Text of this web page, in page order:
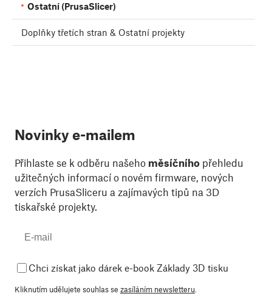
Ostatní (PrusaSlicer)
Doplňky třetích stran & Ostatní projekty
Novinky e-mailem
Přihlaste se k odběru našeho měsíčního přehledu
užitečných informací o novém firmware, nových
verzích PrusaSliceru a zajímavých tipů na 3D
tiskařské projekty.
Chci získat jako dárek e-book Základy 3D tisku
Kliknutím udělujete souhlas se zasíláním newsletteru